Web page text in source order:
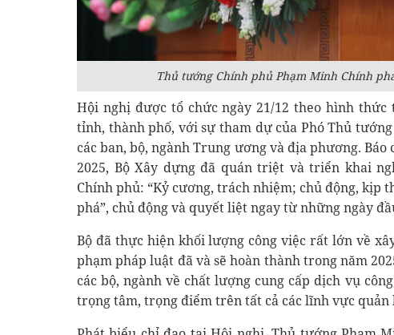
Thủ tướng Chính phủ Phạm Minh Chính
Hội nghị được tổ chức ngày 21/12 theo hình
tỉnh, thành phố, với sự tham dự của Phó Thủ
các ban, bộ, ngành Trung ương và địa phương.
2025, Bộ Xây dựng đã quán triệt và triển khai
Chính phủ: “Kỷ cương, trách nhiệm; chủ động, kịp
phá”, chủ động và quyết liệt ngay từ những ngày
Bộ đã thực hiện khối lượng công việc rất lớn về
phạm pháp luật đã và sẽ hoàn thành trong năm
các bộ, ngành về chất lượng cung cấp dịch vụ
trọng tâm, trọng điểm trên tất cả các lĩnh vực